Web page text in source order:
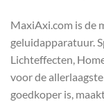
MaxiAxi.com is de
geluidapparatuur.
Lichteffecten,
voor de
goedkoper is,